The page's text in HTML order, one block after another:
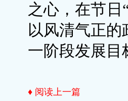
之心，在节
以风清气正
一阶段发展目
♦ 阅读上一篇